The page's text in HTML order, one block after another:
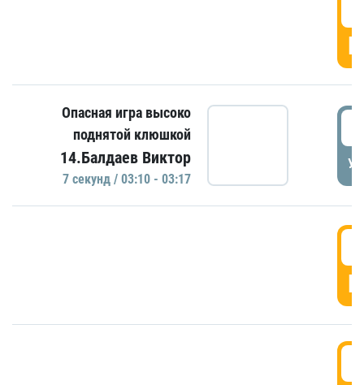
Опасная игра высоко
поднятой клюшкой
14.Балдаев Виктор
7 секунд / 03:10 - 03:17